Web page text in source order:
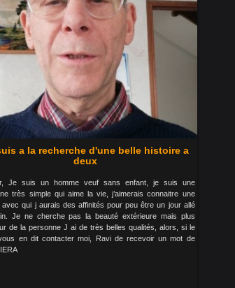
a la recherche d'une belle histoire a
deux
Je suis un homme veuf sans enfant, je suis une
très simple qui aime la vie, j’aimerais connaitre une
avec qui j aurais des affinités pour peu être un jour allé
Je ne cherche pas la beauté extérieure mais plus
de la personne J ai de très belles qualités, alors, si le
en dit contacter moi, Ravi de recevoir un mot de